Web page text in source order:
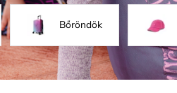
Bőröndök